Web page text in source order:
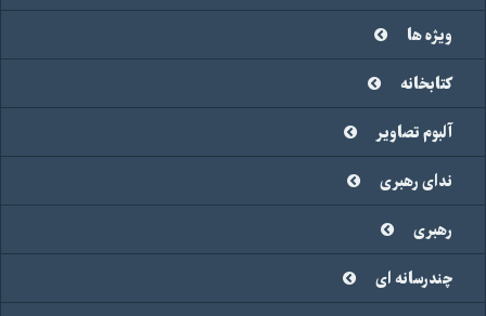
ویژه ها
کتابخانه
آلبوم تصاویر
ندای رهبری
رهبری
چندرسانه ای